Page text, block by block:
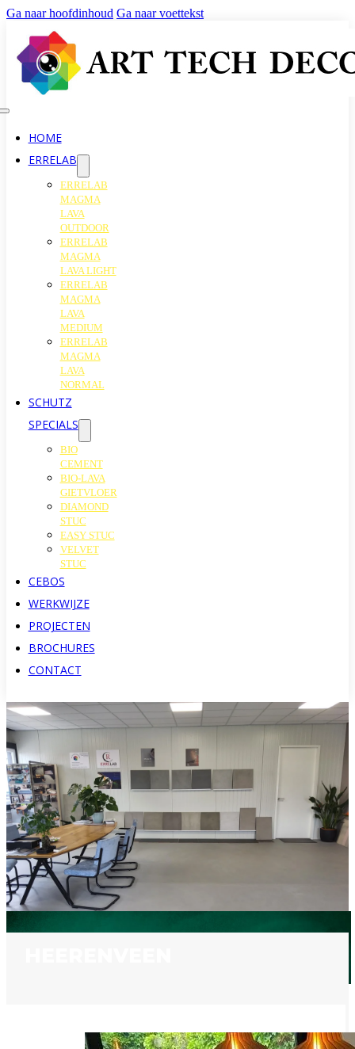
Ga naar hoofdinhoud Ga naar voettekst
HOME
ERRELAB
ERRELAB
MAGMA
LAVA
OUTDOOR
ERRELAB
MAGMA
LAVA LIGHT
ERRELAB
MAGMA
LAVA
MEDIUM
ERRELAB
MAGMA
LAVA
NORMAL
SCHUTZ
SPECIALS
BIO
CEMENT
BIO-LAVA
GIETVLOER
DIAMOND
STUC
EASY STUC
VELVET
STUC
CEBOS
WERKWIJZE
PROJECTEN
BROCHURES
CONTACT